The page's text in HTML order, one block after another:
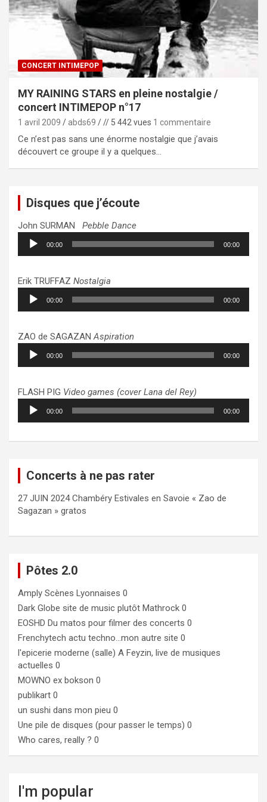
CONCERT INTIMEPOP
MY RAINING STARS en pleine nostalgie /
concert INTIMEPOP n°17
1 avril 2009 abds69 // 5 442 vues 1 commentaire
Ce n’est pas sans une énorme nostalgie que j’avais
découvert ce groupe il y a quelques…
Disques que j’écoute
John SURMAN Pebble Dance
Lecteur
audio
00:00 00:00
Erik TRUFFAZ Nostalgia
Lecteur
audio
00:00 00:00
ZAO de SAGAZANAspiration
Lecteur
audio
00:00 00:00
FLASH PIG Video games (cover Lana del Rey)
Lecteur
audio
00:00 00:00
Concerts à ne pas rater
27 JUIN 2024 Chambéry Estivales en Savoie « Zao de
Sagazan » gratos
Pôtes 2.0
Amply Scènes Lyonnaises 0
Dark Globe site de music plutôt Mathrock 0
EOSHD Du matos pour filmer des concerts 0
Frenchytech actu techno…mon autre site 0
l'epicerie moderne (salle) A Feyzin, live de musiques
actuelles 0
MOWNO ex bokson 0
publikart 0
un sushi dans mon pieu 0
Une pile de disques (pour passer le temps) 0
Who cares, really ? 0
I'm popular